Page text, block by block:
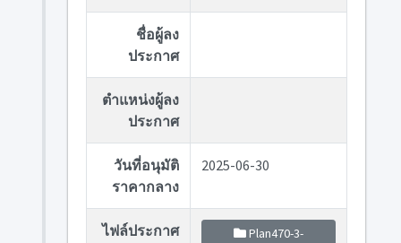
ชื่อผู้ลง
ประกาศ
ตำแหน่งผู้ลง
ประกาศ
วันที่อนุมัติ
ราคากลาง
2025-06-30
ไฟล์ประกาศ
Plan470-3-